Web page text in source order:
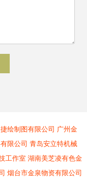
绘制图有限公司 广州金
限公司 青岛安立特机械
工作室 湖南美芝凌有色金
烟台市金泉物资有限公司